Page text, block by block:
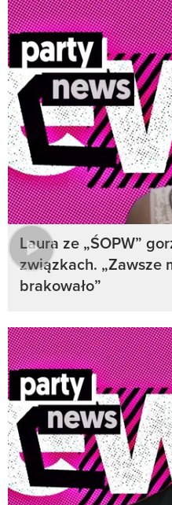
Laura ze „ŚOPW”
związkach. „Zawsze
brakowało”